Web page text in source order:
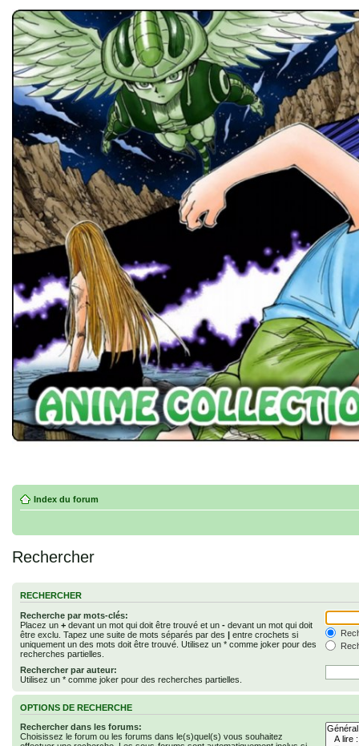
Index du forum
Rechercher
RECHERCHER
Recherche par mots-clés:
Placez un + devant un mot qui doit être trouvé et un - devant un mot qui doit
être exclu. Tapez une suite de mots séparés par des | entre crochets si
uniquement un des mots doit être trouvé. Utilisez un * comme joker pour des
recherches partielles.
Rechercher par auteur:
Utilisez un * comme joker pour des recherches partielles.
OPTIONS DE RECHERCHE
Rechercher dans les forums:
Choisissez le forum ou les forums dans le(s)quel(s) vous souhaitez